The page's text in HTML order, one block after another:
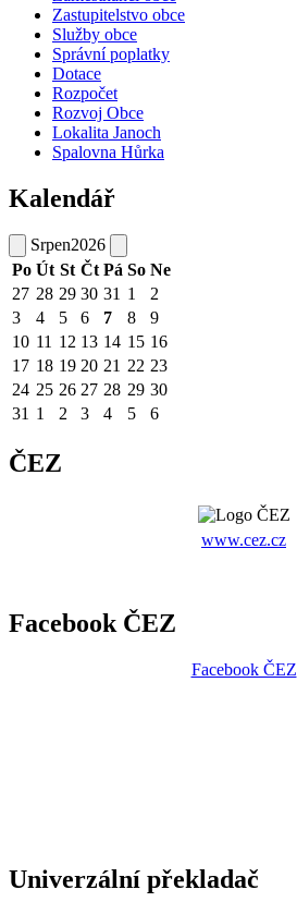
Zastupitelstvo obce
Služby obce
Správní poplatky
Dotace
Rozpočet
Rozvoj Obce
Lokalita Janoch
Spalovna Hůrka
Kalendář
Srpen2026
Po Út St Čt Pá So Ne
27 28 29 30 31 1
2
3
4 5 6 7 8
9
10 11 12 13 14 15 16
17 18 19 20 21 22 23
24 25 26 27 28 29 30
31 1 2 3 4 5 6
ČEZ
www.cez.cz
Facebook ČEZ
Facebook ČEZ
Univerzální překladač